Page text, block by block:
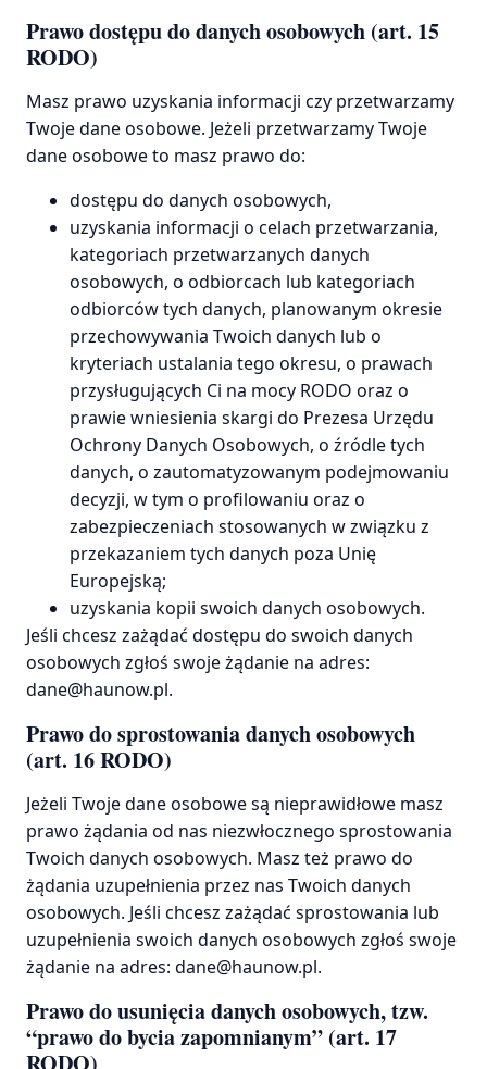
Prawo dostępu do danych osobowych (art. 15
RODO)
Masz prawo uzyskania informacji czy przetwarzamy
Twoje dane osobowe. Jeżeli przetwarzamy Twoje
dane osobowe to masz prawo do:
dostępu do danych osobowych,
uzyskania informacji o celach przetwarzania,
kategoriach przetwarzanych danych
osobowych, o odbiorcach lub kategoriach
odbiorców tych danych, planowanym okresie
przechowywania Twoich danych lub o
kryteriach ustalania tego okresu, o prawach
przysługujących Ci na mocy RODO oraz o
prawie wniesienia skargi do Prezesa Urzędu
Ochrony Danych Osobowych, o źródle tych
danych, o zautomatyzowanym podejmowaniu
decyzji, w tym o profilowaniu oraz o
zabezpieczeniach stosowanych w związku z
przekazaniem tych danych poza Unię
Europejską;
uzyskania kopii swoich danych osobowych.
Jeśli chcesz zażądać dostępu do swoich danych
osobowych zgłoś swoje żądanie na adres:
dane@haunow.pl.
Prawo do sprostowania danych osobowych
(art. 16 RODO)
Jeżeli Twoje dane osobowe są nieprawidłowe masz
prawo żądania od nas niezwłocznego sprostowania
Twoich danych osobowych. Masz też prawo do
żądania uzupełnienia przez nas Twoich danych
osobowych. Jeśli chcesz zażądać sprostowania lub
uzupełnienia swoich danych osobowych zgłoś swoje
żądanie na adres: dane@haunow.pl.
Prawo do usunięcia danych osobowych, tzw.
“prawo do bycia zapomnianym” (art. 17